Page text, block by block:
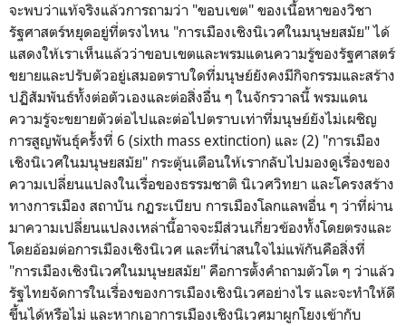
จะพบว่าแท้จริงแล้วการถามว่า "ขอบเขต" ของเนื้อหาของวิชา
รัฐศาสตร์หยุดอยู่ที่ตรงไหน "การเมืองเชิงนิเวศในมนุษยสมัย" ได้
แสดงให้เราเห็นแล้วว่าขอบเขตและพรมแดนความรู้ของรัฐศาสตร์
ขยายและปรับตัวอยู่เสมอตราบใดที่มนุษย์ยังคงมีกิจกรรมและสร้าง
ปฏิสัมพันธ์ทั้งต่อตัวเองและต่อสิ่งอื่น ๆ ในจักรวาลนี้ พรมแดน
ความรู้จะขยายตัวต่อไปและต่อไปตราบเท่าที่มนุษย์ยังไม่เผชิญ
การสูญพันธุ์ครั้งที่ 6 (sixth mass extinction) และ (2) "การเมือง
เชิงนิเวศในมนุษยสมัย" กระตุ้นเตือนให้เรากลับไปมองดูเรื่องของ
ความเปลี่ยนแปลงในเรื่อของธรรมชาติ นิเวศวิทยา และโครงสร้าง
ทางการเมือง สถาบัน กฏระเบียบ การเมืองโลกแลพอื่น ๆ ว่าที่ผ่าน
มาความเปลี่ยนแปลงเหล่านี้อาจจะมีส่วนเกี่ยวข้องทั้งโดยตรงและ
โดยอ้อมต่อการเมืองเชิงนิเวศ และที่น่าสนใจไม่แพ้กันคือสิ่งที่
"การเมืองเชิงนิเวศในมนุษยสมัย" คือการตั้งคำถามตัวโต ๆ ว่าแล้ว
รัฐไทยจัดการในเรื่องของการเมืองเชิงนิเวศอย่างไร และจะทำให้ดี
ขึ้นได้หรือไม่ และหากเอาการเมืองเชิงนิเวศมาผูกโยงเข้ากับ